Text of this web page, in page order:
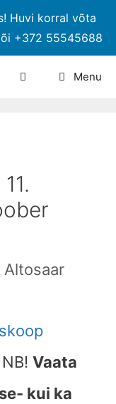
Huvi korral võta
+372 55545688
Menu
Altosaar
Vaata
kui ka